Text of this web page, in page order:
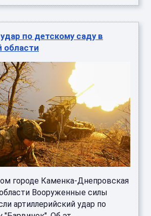
по детскому саду в
области
городе Каменка-Днепровская
Вооруженные силы
артиллерийский удар по